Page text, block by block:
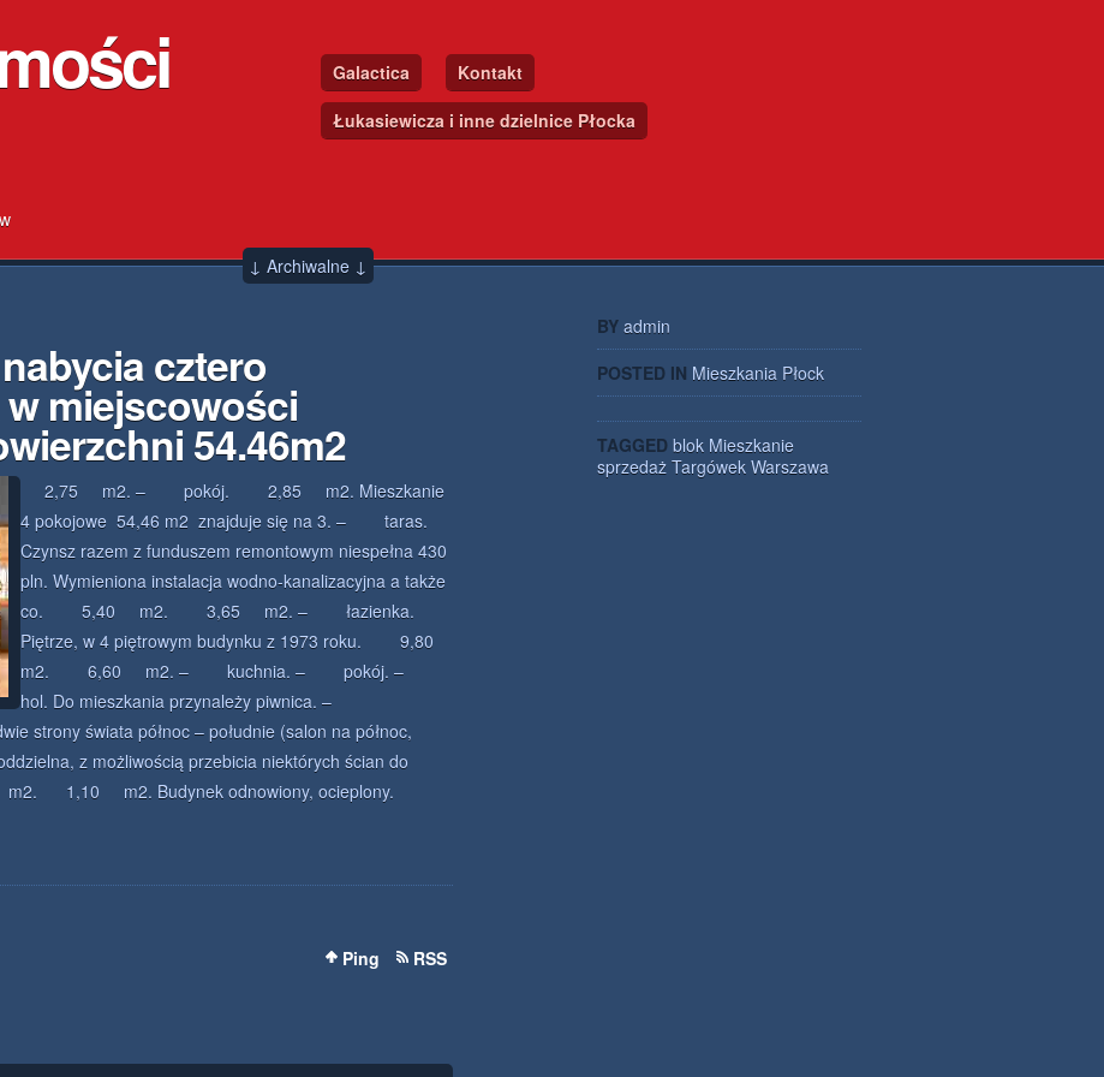
Galactica
Kontakt
Łukasiewicza i inne dzielnice Płocka
↓ Archiwalne ↓
cztero
miejscowości
54.46m2
2,75 m2. – pokój. 2,85 m2. Mieszkanie
4 pokojowe 54,46 m2 znajduje się na 3. – taras.
Czynsz razem z funduszem remontowym niespełna 430
pln. Wymieniona instalacja wodno-kanalizacyjna a także
co. 5,40 m2. 3,65 m2. – łazienka.
Piętrze, w 4 piętrowym budynku z 1973 roku. 9,80
m2. 6,60 m2. – kuchnia. – pokój. –
hol. Do mieszkania przynależy piwnica. –
świata północ – południe (salon na północ,
z możliwością przebicia niektórych ścian do
1,10 m2. Budynek odnowiony, ocieplony.
Ping
RSS
BY admin
POSTED IN Mieszkania Płock
TAGGED blok Mieszkanie
sprzedaż Targówek Warszawa